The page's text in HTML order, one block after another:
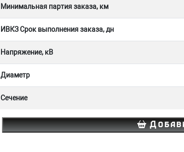
Минимальная партия заказа, км
ИВКЗ Срок выполнения заказа, дн
Напряжение, кВ
Диаметр
Сечение